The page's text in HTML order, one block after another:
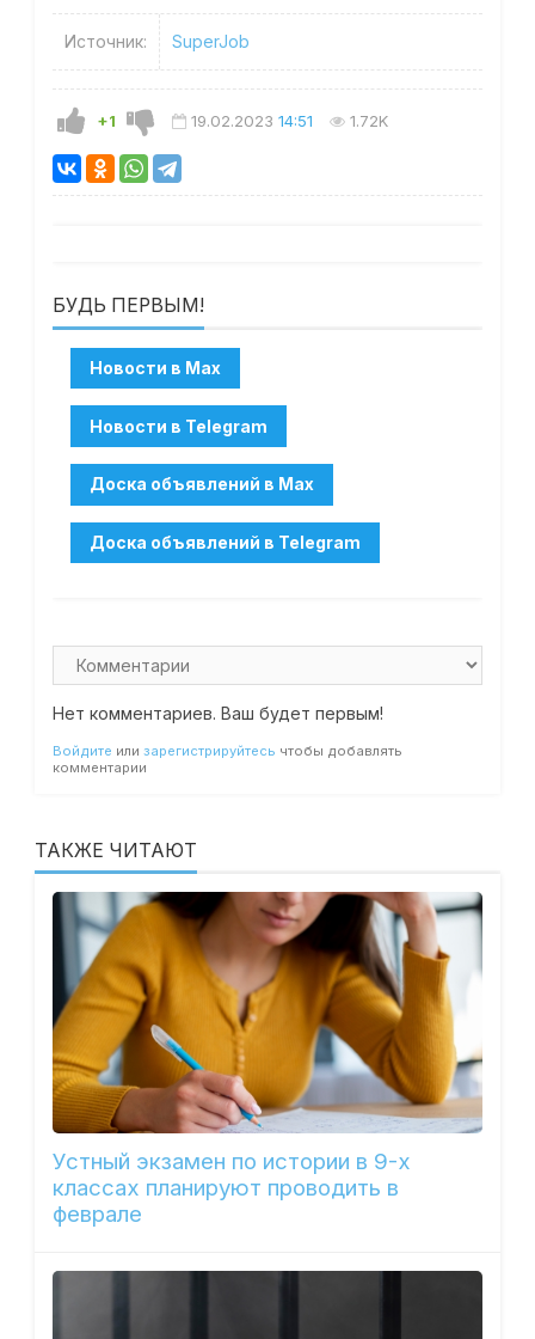
Источник: SuperJob
+1 19.02.2023 14:51 1.72K
БУДЬ ПЕРВЫМ!
Нет комментариев. Ваш будет первым!
Войдите или зарегистрируйтесь чтобы добавлять
комментарии
ТАКЖЕ ЧИТАЮТ
Устный экзамен по истории в 9-х
классах планируют проводить в
феврале